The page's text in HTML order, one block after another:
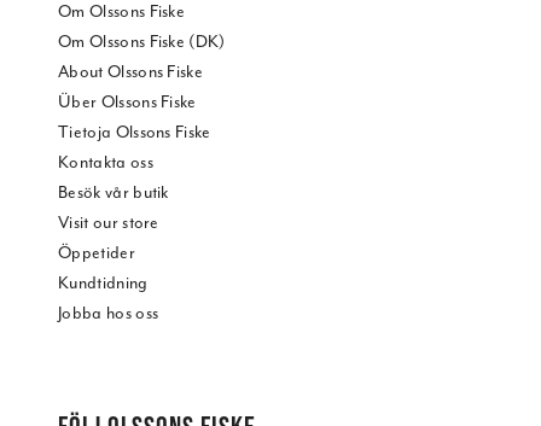
Om Olssons Fiske
Om Olssons Fiske (DK)
About Olssons Fiske
Über Olssons Fiske
Tietoja Olssons Fiske
Kontakta oss
Besök vår butik
Visit our store
Öppetider
Kundtidning
Jobba hos oss